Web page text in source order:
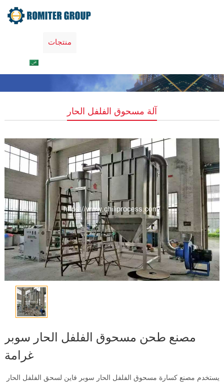
منتجات
آلة مسحوق الفلفل الحار
مصنع طحن مسحوق الفلفل الحار سوبر
غرامة
يستخدم مصنع كسارة مسحوق الفلفل الحار سوبر فاين لسحق الفلفل الحار